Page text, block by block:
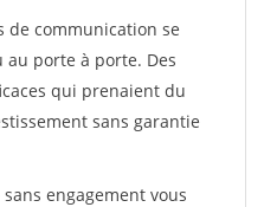
de communication se
porte à porte. Des
qui prenaient du
sans garantie
engagement vous